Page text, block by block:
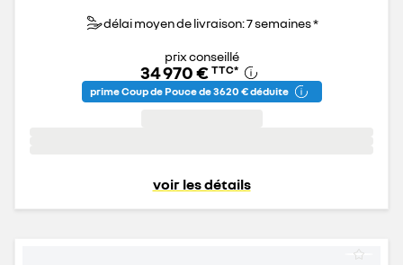
délai moyen de livraison: 7 semaines *
prix conseillé
34 970 € TTC*
prime Coup de Pouce de 3 620 € déduite
voir les détails